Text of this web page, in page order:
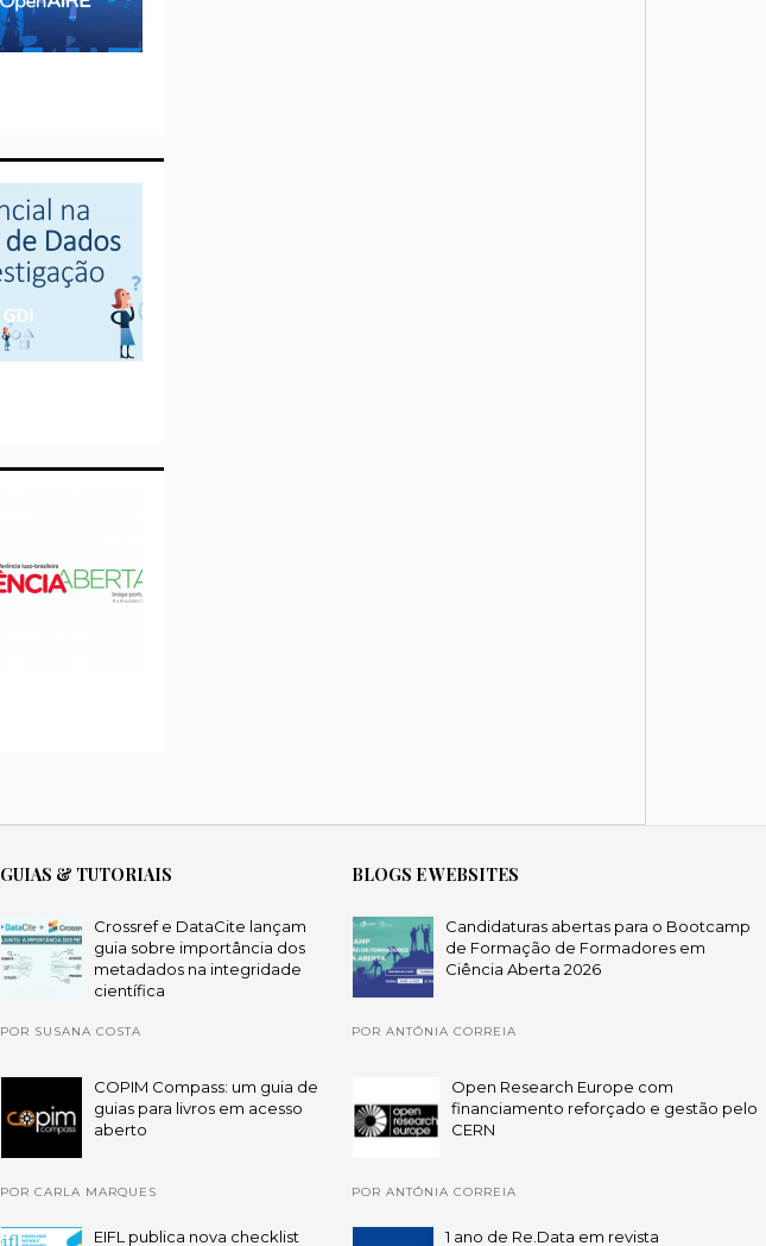
GUIAS & TUTORIAIS
Crossref e DataCite lançam
guia sobre importância dos
metadados na integridade
científica
POR SUSANA COSTA
COPIM Compass: um guia de
guias para livros em acesso
aberto
POR CARLA MARQUES
EIFL publica nova checklist
BLOGS E WEBSITES
Candidaturas abertas para o Bootcamp
de Formação de Formadores em
Ciência Aberta 2026
POR ANTÓNIA CORREIA
Open Research Europe com
financiamento reforçado e gestão pelo
CERN
POR ANTÓNIA CORREIA
1 ano de Re.Data em revista